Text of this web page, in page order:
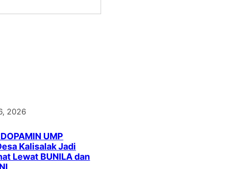
2026
UMP
Kalisalak Jadi
Lewat BUNILA dan